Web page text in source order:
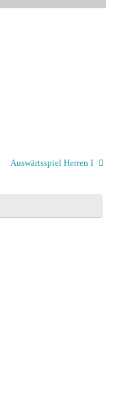
Auswärtsspiel Herren I